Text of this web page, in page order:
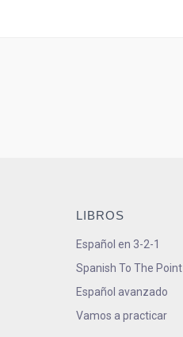
LIBROS
Español en 3-2-1
Spanish To The Point
Español avanzado
Vamos a practicar